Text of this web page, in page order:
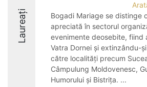
Laureați
Bogadi Mariage se distinge
apreciată în sectorul
evenimente deosebite, fiind
Vatra Dornei și extinzându-
către localități precum
Câmpulung Moldovenesc,
Humorului și Bistrița. ...